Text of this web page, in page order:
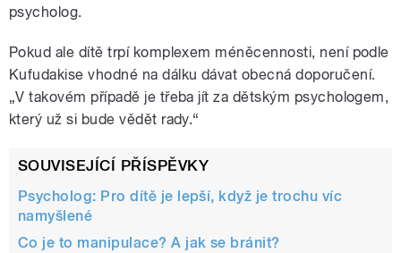
psycholog.
Pokud ale dítě trpí komplexem méněcennosti, není podle
Kufudakise vhodné na dálku dávat obecná doporučení.
„V takovém případě je třeba jít za dětským psychologem,
který už si bude vědět rady.“
SOUVISEJÍCÍ PŘÍSPĚVKY
Psycholog: Pro dítě je lepší, když je trochu víc
namyšlené
Co je to manipulace? A jak se bránit?